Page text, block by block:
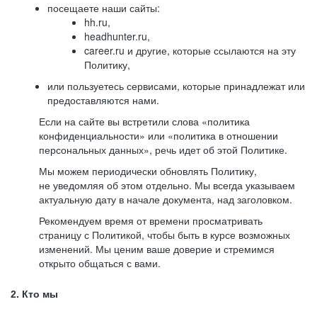
посещаете наши сайты:
hh.ru,
headhunter.ru,
career.ru и другие, которые ссылаются на эту
Политику,
или пользуетесь сервисами, которые принадлежат или
предоставляются нами.
Если на сайте вы встретили слова «политика
конфиденциальности» или «политика в отношении
персональных данных», речь идет об этой Политике.
Мы можем периодически обновлять Политику,
не уведомляя об этом отдельно. Мы всегда указываем
актуальную дату в начале документа, над заголовком.
Рекомендуем время от времени просматривать
страницу с Политикой, чтобы быть в курсе возможных
изменений. Мы ценим ваше доверие и стремимся
открыто общаться с вами.
2. Кто мы